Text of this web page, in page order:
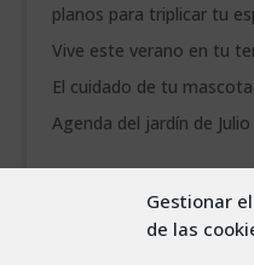
Gestionar
de las
planos para triplicar tu
Vive este verano en tu
El cuidado de tu
Agenda del jardín de Julio
X J